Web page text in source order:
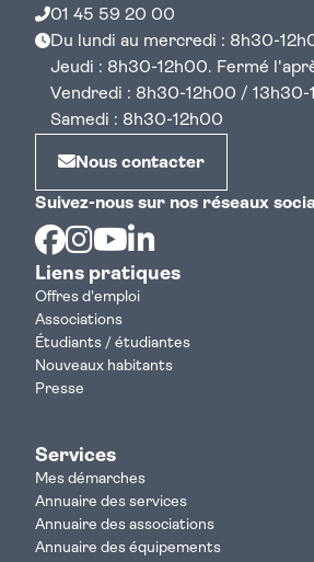
01 45 59 20 00
Du lundi au mercredi : 8h30-
Jeudi : 8h30-12h00. Fermé
Vendredi : 8h30-12h00 / 13h30-
Samedi : 8h30-12h00
Nous contacter
Suivez-nous sur nos réseaux
Facebook
Instagram
Youtube
Liens pratiques
Offres d'emploi
Associations
Étudiants / étudiantes
Nouveaux habitants
Presse
Services
Mes démarches
Annuaire des services
Annuaire des associations
Annuaire des équipements